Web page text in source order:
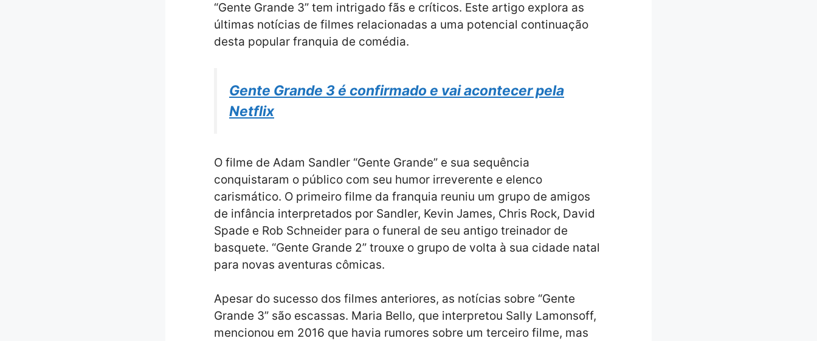
“Gente Grande 3” tem intrigado fãs e críticos. Este artigo explora as
últimas notícias de filmes relacionadas a uma potencial continuação
desta popular franquia de comédia.
Gente Grande 3 é confirmado e vai acontecer pela
Netflix
O filme de Adam Sandler “Gente Grande” e sua sequência
conquistaram o público com seu humor irreverente e elenco
carismático. O primeiro filme da franquia reuniu um grupo de amigos
de infância interpretados por Sandler, Kevin James, Chris Rock, David
Spade e Rob Schneider para o funeral de seu antigo treinador de
basquete. “Gente Grande 2” trouxe o grupo de volta à sua cidade natal
para novas aventuras cômicas.
Apesar do sucesso dos filmes anteriores, as notícias sobre “Gente
Grande 3” são escassas. Maria Bello, que interpretou Sally Lamonsoff,
mencionou em 2016 que havia rumores sobre um terceiro filme, mas